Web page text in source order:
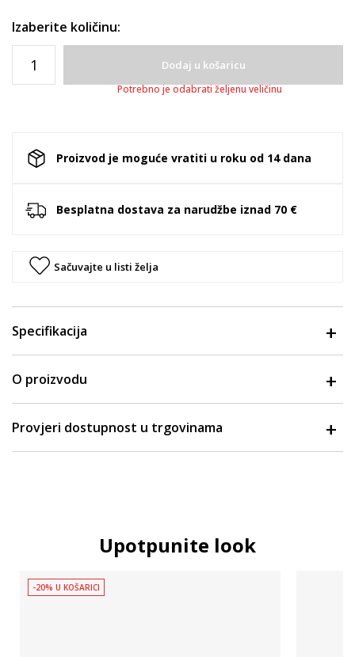
Izaberite količinu:
Dodaj u košaricu
Potrebno je odabrati željenu veličinu
Proizvod je moguće vratiti u roku od 14 dana
Besplatna dostava za narudžbe iznad 70 €
Sačuvajte u listi želja
Specifikacija
O proizvodu
Provjeri dostupnost u trgovinama
Upotpunite look
-20% U KOŠARICI